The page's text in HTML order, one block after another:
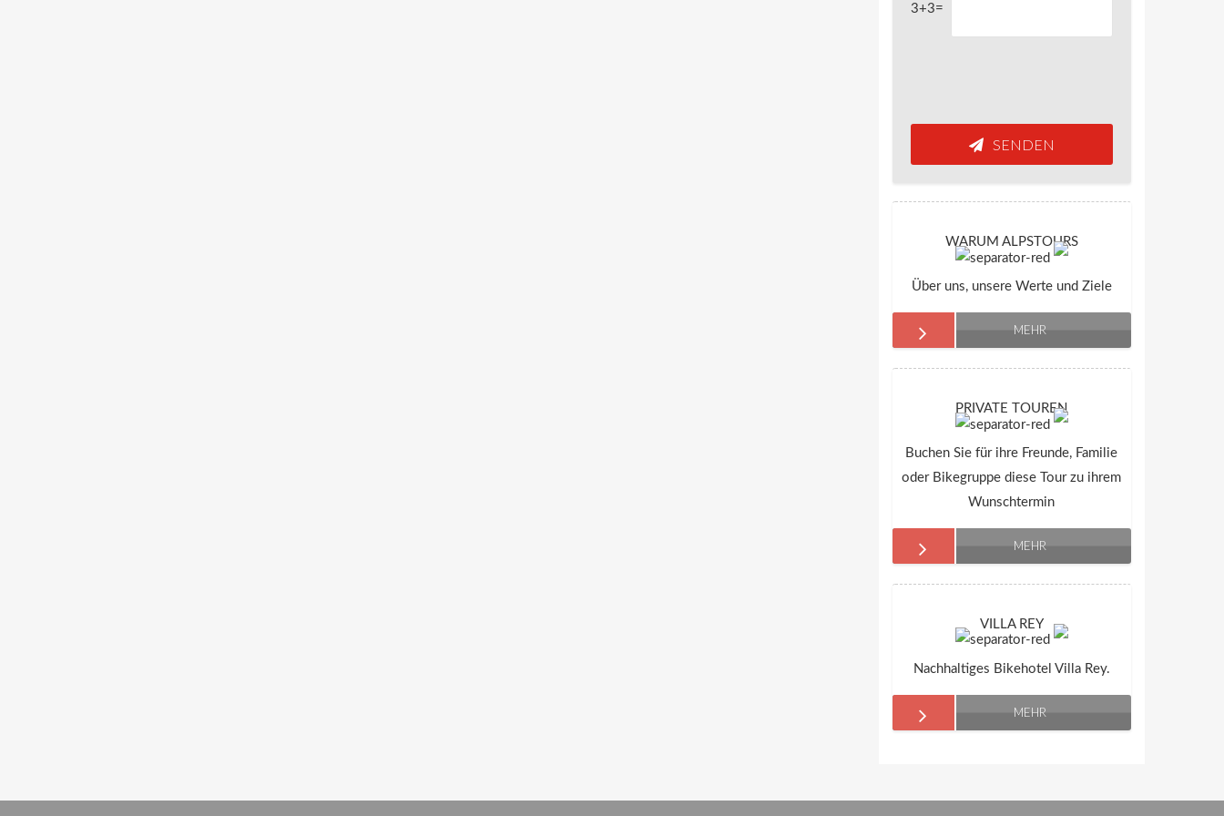
3+3=
SENDEN
WARUM ALPSTOURS
Über uns, unsere Werte und Ziele
MEHR
PRIVATE TOUREN
Buchen Sie für ihre Freunde, Familie
oder Bikegruppe diese Tour zu ihrem
Wunschtermin
MEHR
VILLA REY
Nachhaltiges Bikehotel Villa Rey.
MEHR